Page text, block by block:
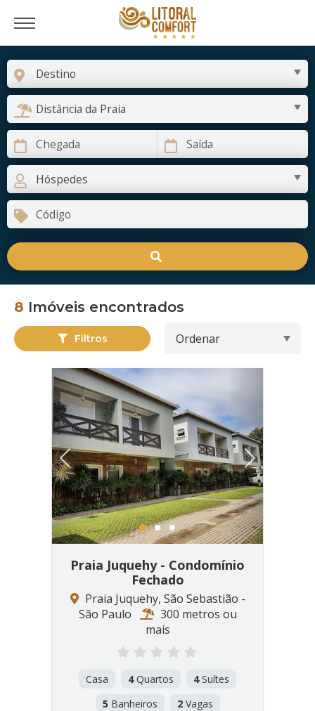
8 Imóveis encontrados
Filtros
Previous Next
1 2 3
Praia Juquehy - Condomínio
Fechado
Praia Juquehy, São Sebastião -
São Paulo
300 metros ou
mais
Casa 4Quartos 4Suítes
5 Banheiros 2Vagas